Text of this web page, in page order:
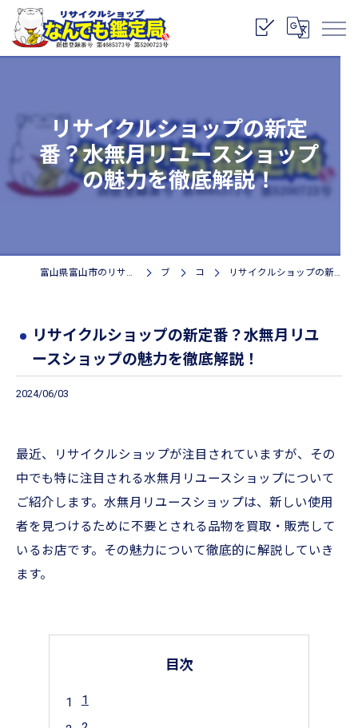
リサイクルショップの新定
番？水無月リユースショップ
の魅力を徹底解説！
富山県富山市のリサイクルショップなら株式会社なんでも鑑定局 ブログ コラム リサイクルショップの新定番？水無月リユースショップの魅力を徹底解説！
リサイクルショップの新定番？水無月リユ
ースショップの魅力を徹底解説！
2024/06/03
最近、リサイクルショップが注目されていますが、その
中でも特に注目される水無月リユースショップについて
ご紹介します。水無月リユースショップは、新しい使用
者を見つけるために不要とされる品物を買取・販売して
いるお店です。その魅力について徹底的に解説していき
ます。
目次
1